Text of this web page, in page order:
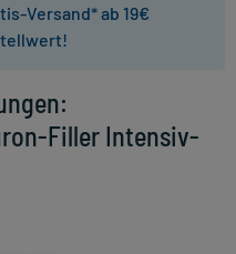
Versand* ab 19€
Filler Intensiv-